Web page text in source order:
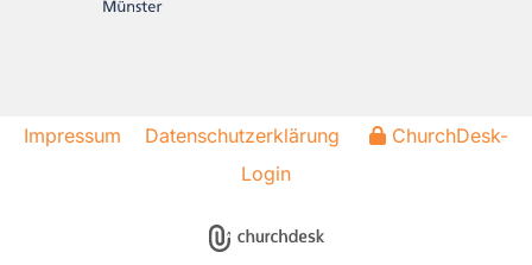
Impressum Datenschutzerklärung
ChurchDesk-
Login